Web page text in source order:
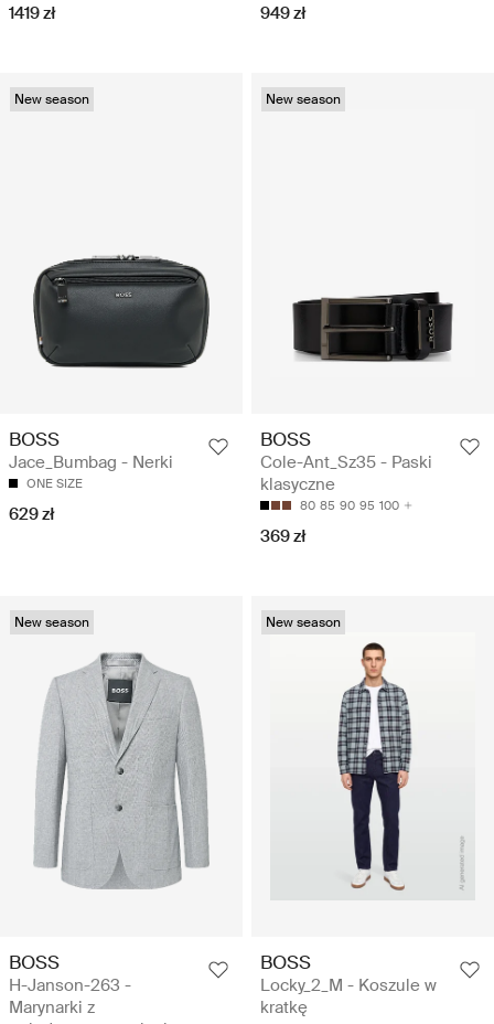
1419 zł 949 zł
New season
BOSS
Jace_Bumbag - Nerki
ONE SIZE
629 zł
New season
BOSS
Cole-Ant_Sz35 - Paski
klasyczne
80 85 90 95 100
369 zł
New season
BOSS
H-Janson-263 -
Marynarki z
New season
BOSS
Locky_2_M - Koszule w
kratkę